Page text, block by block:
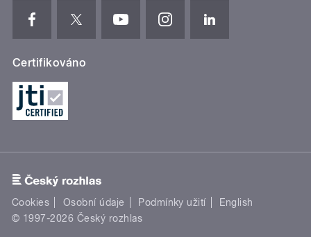
Certifikováno
Cookies Osobní údaje Podmínky užití
English
© 1997-2026 Český rozhlas